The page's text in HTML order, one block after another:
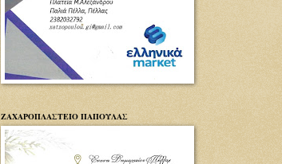
ΖΑΧΑΡΟΠΛΑΣΤΕΙΟ ΠΑΠΟΥΛΑΣ